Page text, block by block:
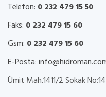
Telefon: 0 232 479 15 50
Faks: 0 232 479 15 60
Gsm: 0 232 479 15 60
E-Posta:
Ümit Mah.1411/2 Sokak